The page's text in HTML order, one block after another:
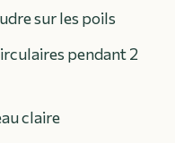
sur les poils
pendant 2
claire